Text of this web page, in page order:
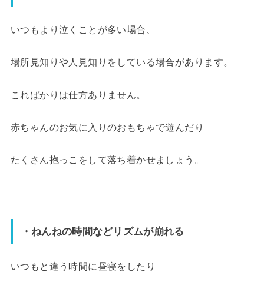
いつもより泣くことが多い場合、
場所見知りや人見知りをしている場合があります。
こればかりは仕方ありません。
赤ちゃんのお気に入りのおもちゃで遊んだり
たくさん抱っこをして落ち着かせましょう。
・ねんねの時間などリズムが崩れる
いつもと違う時間に昼寝をしたり